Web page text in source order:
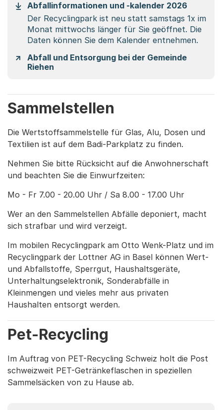
Abfallinformationen und -kalender 2026
Der Recyclingpark ist neu statt samstags 1x im
Monat mittwochs länger für Sie geöffnet. Die
Daten können Sie dem Kalender entnehmen.
Abfall und Entsorgung bei der Gemeinde
Riehen
Sammelstellen
Die Wertstoffsammelstelle für Glas, Alu, Dosen und
Textilien ist auf dem Badi-Parkplatz zu finden.
Nehmen Sie bitte Rücksicht auf die Anwohnerschaft
und beachten Sie die Einwurfzeiten:
Mo - Fr 7.00 - 20.00 Uhr / Sa 8.00 - 17.00 Uhr
Wer an den Sammelstellen Abfälle deponiert, macht
sich strafbar und wird verzeigt.
Im mobilen Recyclingpark am Otto Wenk-Platz und im
Recyclingpark der Lottner AG in Basel können Wert-
und Abfallstoffe, Sperrgut, Haushaltsgeräte,
Unterhaltungselektronik, Sonderabfälle in
Kleinmengen und vieles mehr aus privaten
Haushalten entsorgt werden.
Pet-Recycling
Im Auftrag von PET-Recycling Schweiz holt die Post
schweizweit PET-Getränkeflaschen in speziellen
Sammelsäcken von zu Hause ab.